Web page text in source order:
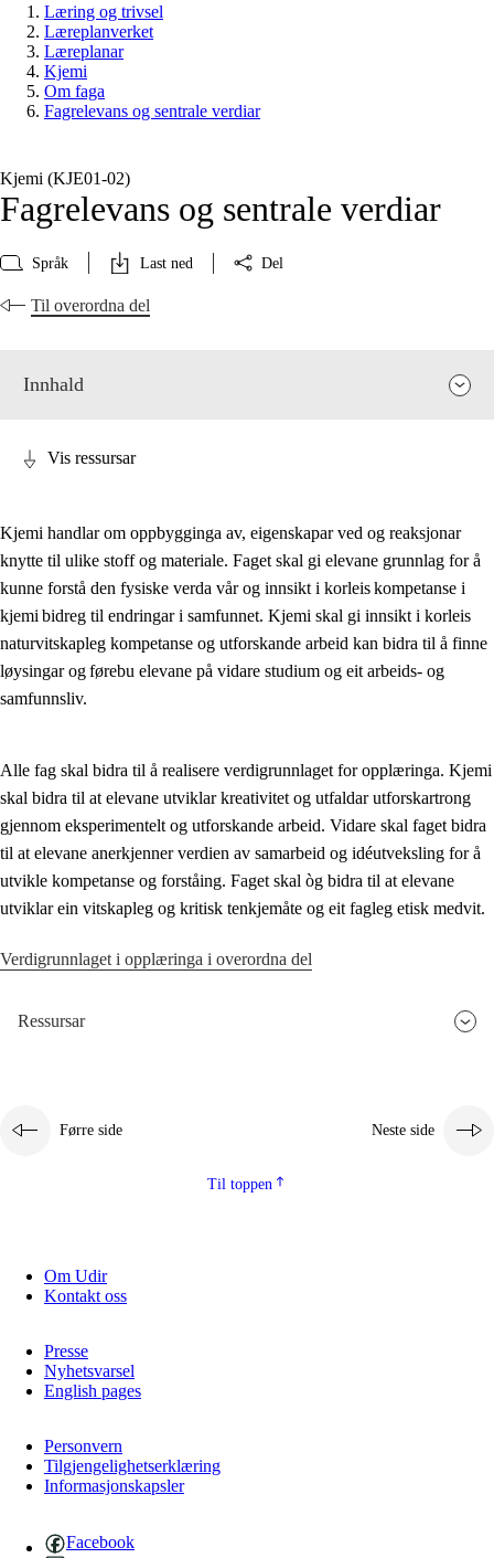
Læring og trivsel
Læreplanverket
Læreplanar
Kjemi
Om faga
Fagrelevans og sentrale verdiar
Kjemi (KJE01‑02)
Fagrelevans og sentrale verdiar
Språk Last ned Del
Til overordna del
Innhald
Fagrelevans og sentrale verdiar
Kjerneelement
Tverrfaglege tema
Grunnleggjande ferdigheiter
Vis ressursar
Kjemi handlar om oppbygginga av, eigenskapar ved og reaksjonar
knytte til ulike stoff og materiale. Faget skal gi elevane grunnlag for å
kunne forstå den fysiske verda vår og innsikt i korleis kompetanse i
kjemi bidreg til endringar i samfunnet. Kjemi skal gi innsikt i korleis
naturvitskapleg kompetanse og utforskande arbeid kan bidra til å finne
løysingar og førebu elevane på vidare studium og eit arbeids- og
samfunnsliv.
Alle fag skal bidra til å realisere verdigrunnlaget for opplæringa. Kjemi
skal bidra til at elevane utviklar kreativitet og utfaldar utforskartrong
gjennom eksperimentelt og utforskande arbeid. Vidare skal faget bidra
til at elevane anerkjenner verdien av samarbeid og idéutveksling for å
utvikle kompetanse og forståing. Faget skal òg bidra til at elevane
utviklar ein vitskapleg og kritisk tenkjemåte og eit fagleg etisk medvit.
Verdigrunnlaget i opplæringa i overordna del
Ressursar
Førre side Neste side
Til toppen
Om Udir
Kontakt oss
Presse
Nyhetsvarsel
English pages
Personvern
Tilgjengelighetserklæring
Informasjonskapsler
Facebook